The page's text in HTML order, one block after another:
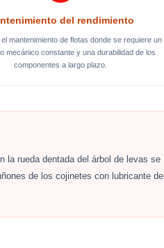
del rendimiento
mantenimiento de flotas donde se requiere un
mecánico constante y una durabilidad de los
componentes a largo plazo.
la rueda dentada del árbol de levas se
de los cojinetes con lubricante de